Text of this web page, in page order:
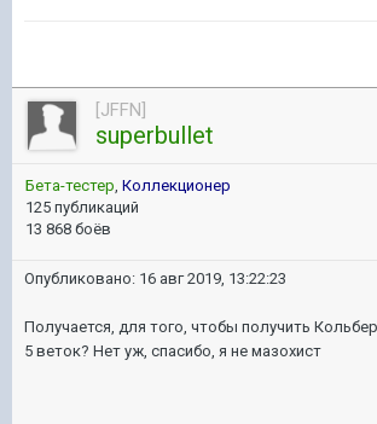
[JFFN]
superbullet
Бета-тестер Коллекционер
125 публикаций
13 868 боёв
Опубликовано: 16 авг 2019, 13:22:23
Получается, для того, чтобы получить
5 веток? Нет уж, спасибо, я не мазохист